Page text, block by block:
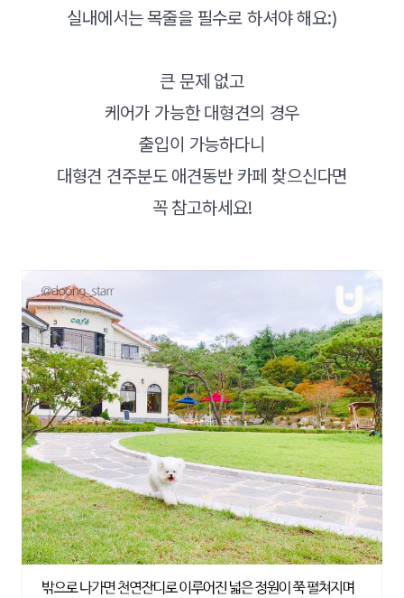
실내에서는 목줄을 필수로 하셔야 해요:)
큰 문제 없고
케어가 가능한 대형견의 경우
출입이 가능하다니
대형견 견주분도 애견동반 카페 찾으신다면
꼭 참고하세요!